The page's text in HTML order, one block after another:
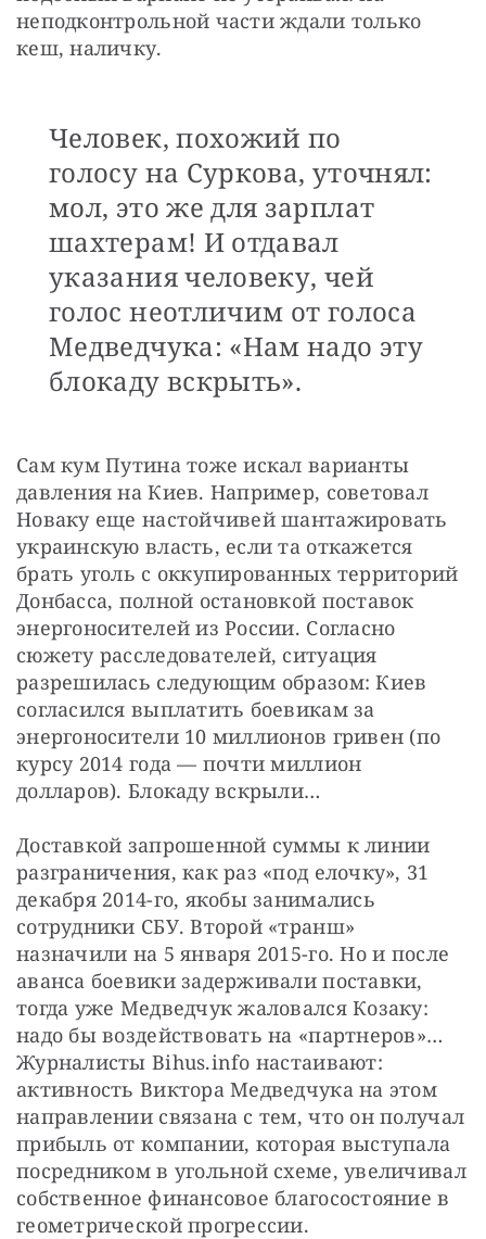
неподконтрольной части ждали только
кеш, наличку.
Человек, похожий по
голосу на Суркова, уточнял:
мол, это же для зарплат
шахтерам! И отдавал
указания человеку, чей
голос неотличим от голоса
Медведчука: «Нам надо эту
блокаду вскрыть».
Сам кум Путина тоже искал варианты
давления на Киев. Например, советовал
Новаку еще настойчивей шантажировать
украинскую власть, если та откажется
брать уголь с оккупированных территорий
Донбасса, полной остановкой поставок
энергоносителей из России. Согласно
сюжету расследователей, ситуация
разрешилась следующим образом: Киев
согласился выплатить боевикам за
энергоносители 10 миллионов гривен (по
курсу 2014 года — почти миллион
долларов). Блокаду вскрыли…
Доставкой запрошенной суммы к линии
разграничения, как раз «под елочку», 31
декабря 2014-го, якобы занимались
сотрудники СБУ. Второй «транш»
назначили на 5 января 2015-го. Но и после
аванса боевики задерживали поставки,
тогда уже Медведчук жаловался Козаку:
надо бы воздействовать на «партнеров»…
Журналисты Bihus.info настаивают:
активность Виктора Медведчука на этом
направлении связана с тем, что он получал
прибыль от компании, которая выступала
посредником в угольной схеме, увеличивал
собственное финансовое благосостояние в
геометрической прогрессии.